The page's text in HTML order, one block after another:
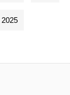
2025